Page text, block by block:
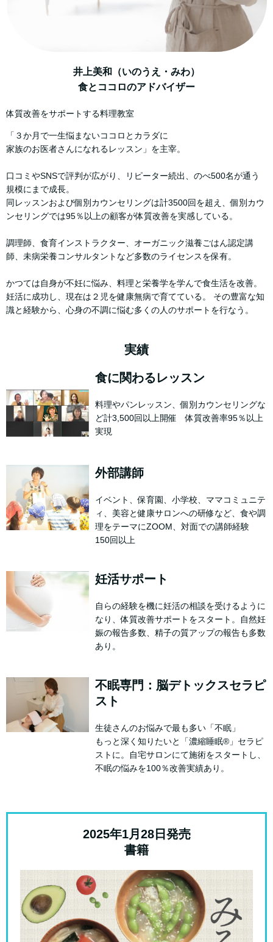
井上美和（いのうえ・みわ）
食とココロのアドバイザー
体質改善をサポートする料理教室
「３か月で一生悩まないココロとカラダに
家族のお医者さんになれるレッスン」を主宰。
口コミやSNSで評判が広がり、リピーター続出、のべ500名が通う
規模にまで成長。
同レッスンおよび個別カウンセリングは計3500回を超え、個別カウ
ンセリングでは95％以上の顧客が体質改善を実感している。
調理師、食育インストラクター、オーガニック滋養ごはん認定講
師、未病栄養コンサルタントなど多数のライセンスを保有。
かつては自身が不妊に悩み、料理と栄養学を学んで食生活を改善。
妊活に成功し、現在は２児を健康無病で育てている。 その豊富な知
識と経験から、心身の不調に悩む多くの人のサポートを行なう。
実績
食に関わるレッスン
料理やパンレッスン、個別カウンセリングな
ど計3,500回以上開催 体質改善率95％以上
実現
外部講師
イベント、保育園、小学校、ママコミュニテ
ィ、美容と健康サロンへの研修など、食や調
理をテーマにZOOM、対面での講師経験
150回以上
妊活サポート
自らの経験を機に妊活の相談を受けるように
なり、体質改善サポートをスタート。自然妊
娠の報告多数、精子の質アップの報告も多数
あり。
不眠専門：脳デトックスセラピ
スト
生徒さんのお悩みで最も多い「不眠」
もっと深く知りたいと「濃縮睡眠®」セラピ
ストに。自宅サロンにて施術をスタートし、
不眠の悩みを100％改善実績あり。
2025年1月28日発売
書籍